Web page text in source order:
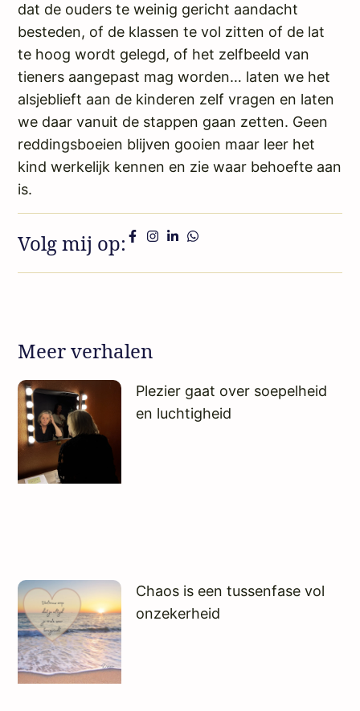
dat de ouders te weinig gericht aandacht
besteden, of de klassen te vol zitten of de lat
te hoog wordt gelegd, of het zelfbeeld van
tieners aangepast mag worden… laten we het
alsjeblieft aan de kinderen zelf vragen en laten
we daar vanuit de stappen gaan zetten. Geen
reddingsboeien blijven gooien maar leer het
kind werkelijk kennen en zie waar behoefte aan
is.
Volg mij op:
Meer verhalen
Plezier gaat over soepelheid
en luchtigheid
Chaos is een tussenfase vol
onzekerheid